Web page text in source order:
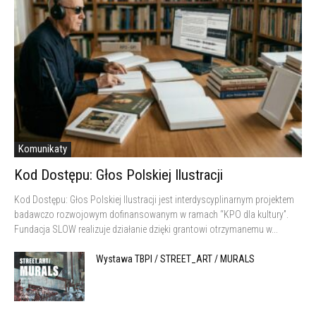
Komunikaty
Kod Dostępu: Głos Polskiej Ilustracji
Kod Dostępu: Głos Polskiej Ilustracji jest interdyscyplinarnym projektem
badawczo rozwojowym dofinansowanym w ramach “KPO dla kultury”.
Fundacja SLOW realizuje działanie dzięki grantowi otrzymanemu w...
Wystawa TBPI / STREET_ART / MURALS